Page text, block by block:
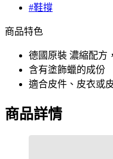
#鞋撐
商品特色
德國原裝 濃縮配方
含有塗飾蠟的成份
適合皮件、皮衣或
商品詳情